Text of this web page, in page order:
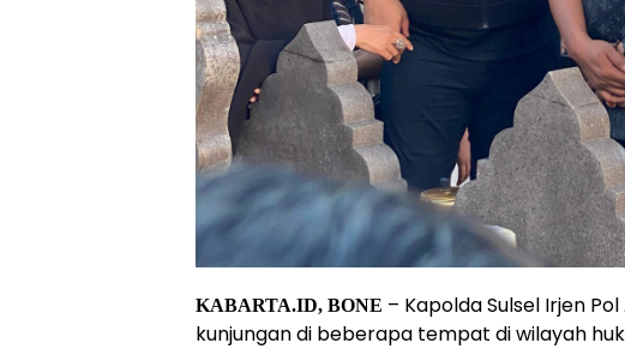
KABARTA.ID, BONE – Kapolda Sulsel Irjen Pol
kunjungan di beberapa tempat di wilayah